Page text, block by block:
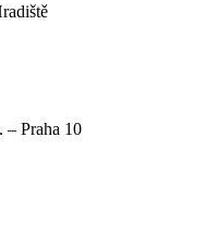
Praha 10